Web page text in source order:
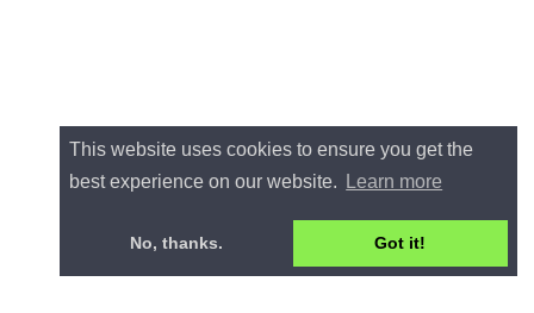
This website uses cookies to ensure you get the
best experience on our website.
Learn more
No, thanks. Got it!